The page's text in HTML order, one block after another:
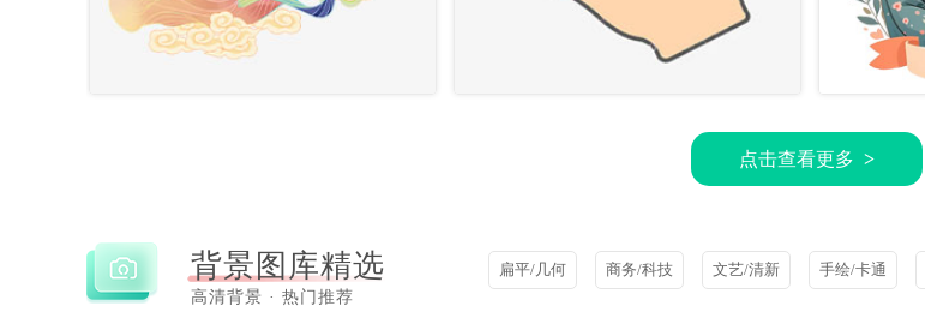
点击查看更多 >
背景图库精选
高清背景 · 热门推荐
扁平/几何 商务/科技 文艺/清新 手绘/卡通